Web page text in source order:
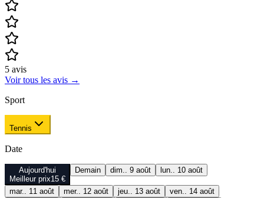
5 avis
Voir tous les avis →
Sport
Tennis
Date
Aujourd'hui
Meilleur prix15 €
Demain dim.. 9 août lun.. 10 août
mar.. 11 août mer.. 12 août jeu.. 13 août
ven.. 14 août